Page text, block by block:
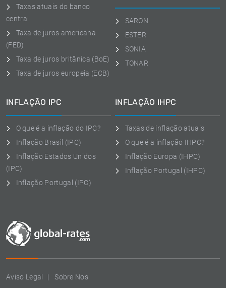
Aviso Legal Sobre Nos
Taxas atuais do banco
central
Taxa de juros americana
(FED)
Taxa de juros britânica (BoE)
Taxa de juros europeia (ECB)
SARON
ESTER
SONIA
TONAR
INFLAÇÃO IPC
O que é a inflação do IPC?
Inflação Brasil (IPC)
Inflação Estados Unidos
(IPC)
Inflação Portugal (IPC)
INFLAÇÃO IHPC
Taxas de inflação atuais
O que é a inflação IHPC?
Inflação Europa (IHPC)
Inflação Portugal (IHPC)